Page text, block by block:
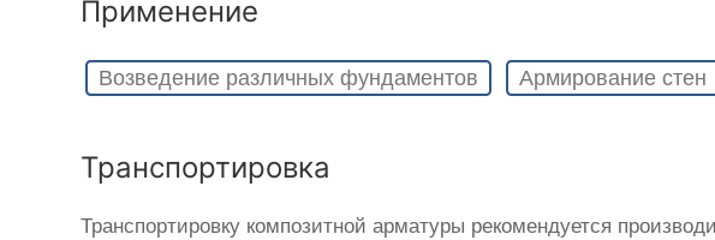
Применение
Возведение различных фундаментов Армирование стен
Транспортировка
Транспортировку композитной арматуры рекомендуется